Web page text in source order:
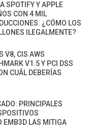
SPOTIFY Y APPLE
CON 4 MIL
¿CÓMO LOS
ILEGALMENTE?
V8, CIS AWS
V1.5 Y PCI DSS
CUÁL DEBERÍAS
PRINCIPALES
EMB3D LAS MITIGA